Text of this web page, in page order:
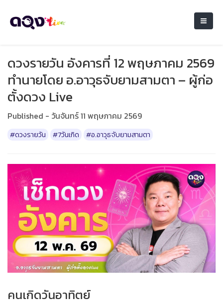
ดวงรายวัน อังคารที่ 12 พฤษภาคม 2569
ทำนายโดย อ.อาวุธจับยามสามตา – ผู้ก่อ
ตั้งดวง Live
Published - วันจันทร์ 11 พฤษภาคม 2569
#ดวงรายวัน #7วันเกิด #อ.อาวุธจับยามสามตา
คนเกิดวันอาทิตย์